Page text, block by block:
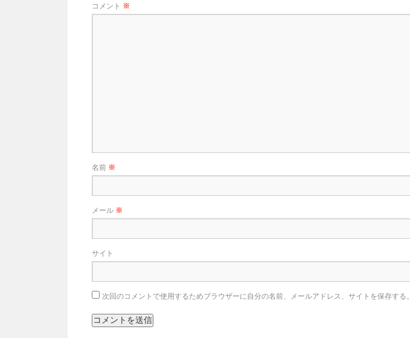
コメント ※
名前 ※
メール ※
サイト
次回のコメントで使用するためブラウザーに自分の名前、メールアドレス、サイトを保存する。